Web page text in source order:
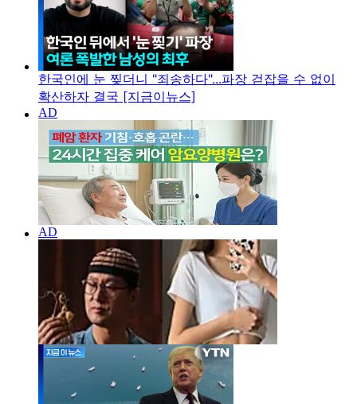
한국인에 눈 찢더니 "죄송하다"...파장 걷잡을 수 없이
확산하자 결국 [지금이뉴스]